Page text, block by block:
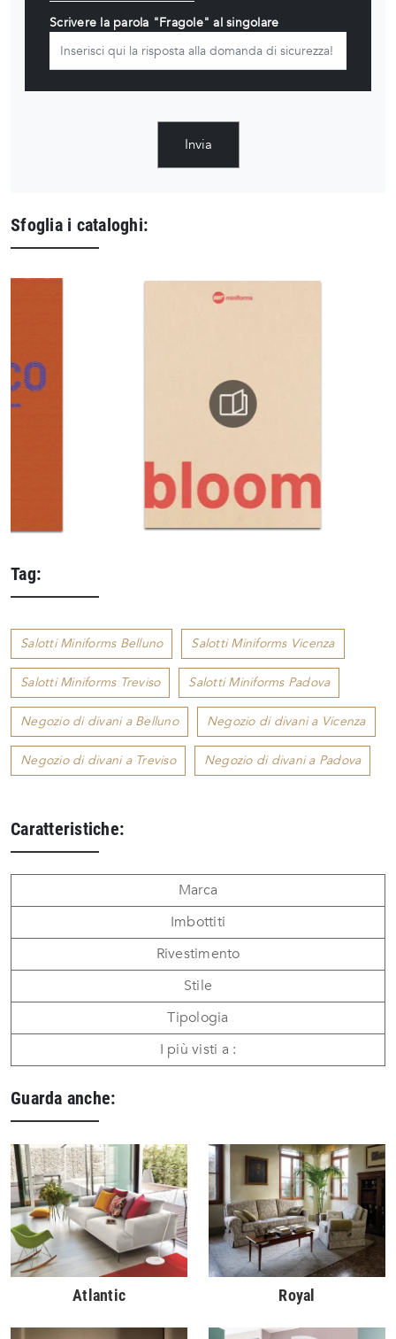
Scrivere la parola "Fragole" al singolare
Invia
Sfoglia i cataloghi:
Tag:
Salotti Miniforms Belluno Salotti Miniforms Vicenza
Salotti Miniforms Treviso Salotti Miniforms Padova
Negozio di divani a Belluno Negozio di divani a Vicenza
Negozio di divani a Treviso Negozio di divani a Padova
Caratteristiche:
Marca
Imbottiti
Rivestimento
Stile
Tipologia
I più visti a :
Guarda anche:
Atlantic Royal